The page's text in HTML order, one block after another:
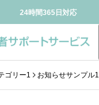
24時間365日対応
ゴリー1 お知らせサンプル1